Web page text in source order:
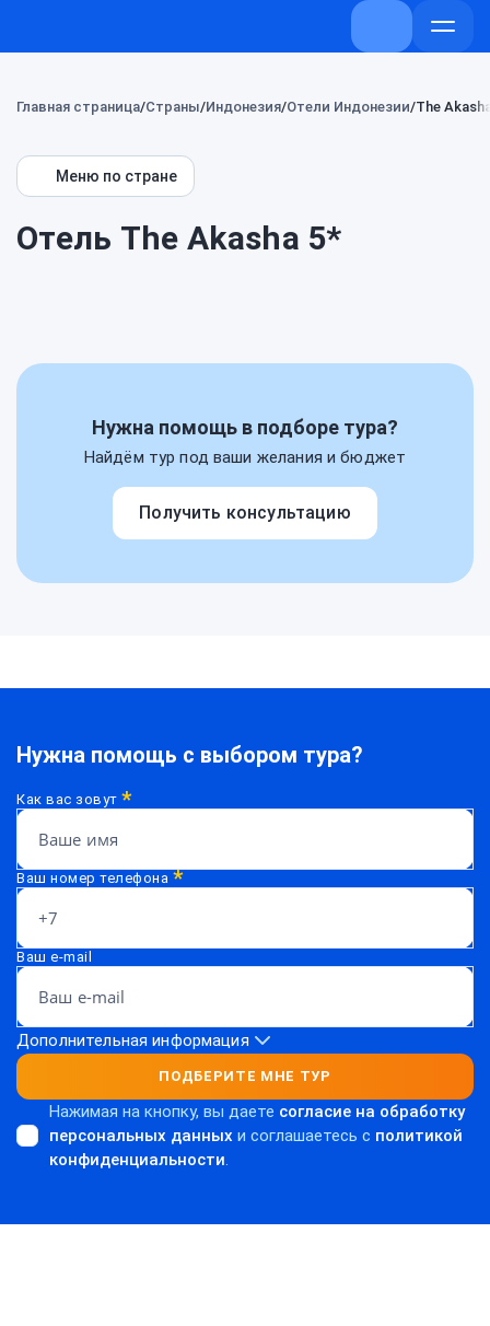
+7 (800) 707-
Главная страница Страны Индонезия Отели Индонезии The
Меню по стране
Отель The Akasha 5*
Нужна помощь в подборе тура?
Найдём тур под ваши желания и бюджет
Получить консультацию
Нужна помощь с выбором тура?
Как вас зовут*
Ваш номер телефона *
Ваш e-mail
Дополнительная информация
ПОДБЕРИТЕ МНЕ ТУР
Нажимая на кнопку, вы даете согласие на обработку
персональных данных и соглашаетесь c политикой
конфиденциальности.